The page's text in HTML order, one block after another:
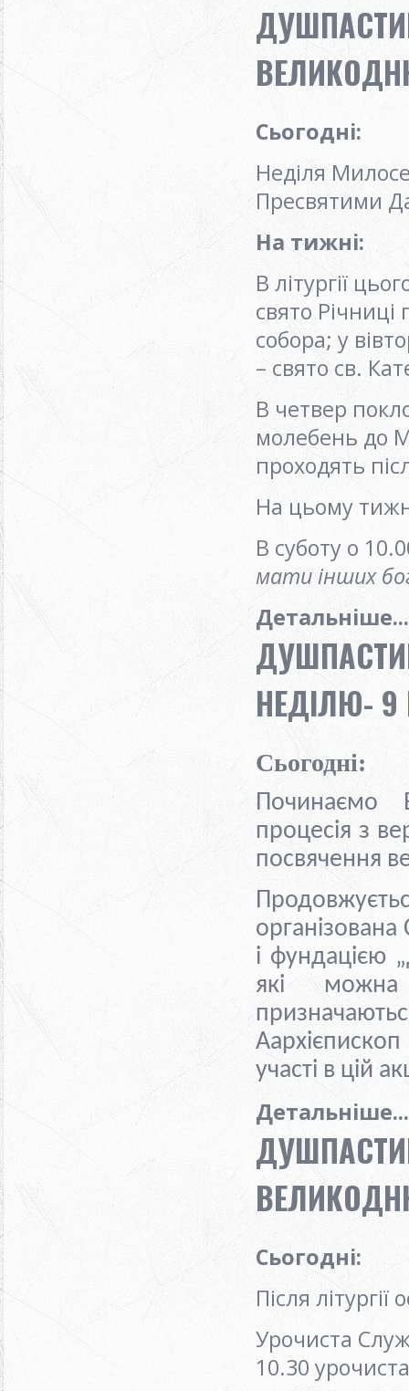
Сьогодні:
Неділя
Пресвятими
На тижні:
В літургії
свято
собора; у
– свято св.
В четвер
молебень до
проходять
На цьому
В суботу о
мати інших
Детальніше...
НЕДІЛЮ- 9
Сьогодні:
Починаємо
процесія з
посвячення
і фундацією „
які можна
А
участі в цій
Детальніше...
Сьогодні:
Після
Урочиста
10.30